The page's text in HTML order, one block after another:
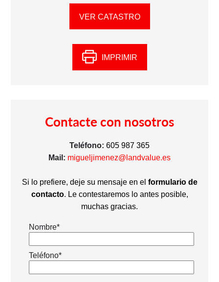
VER CATASTRO
IMPRIMIR
Contacte con nosotros
Teléfono: 605 987 365
Mail: migueljimenez@landvalue.es
Si lo prefiere, deje su mensaje en el formulario de
contacto. Le contestaremos lo antes posible,
muchas gracias.
Nombre*
Teléfono*